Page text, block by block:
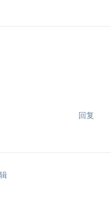
回复